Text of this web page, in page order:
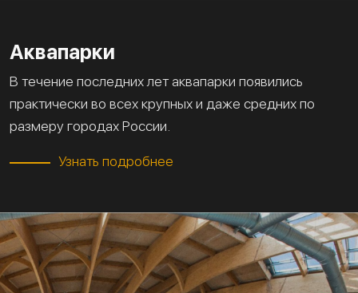
Аквапарки
В течение последних лет аквапарки появились
практически во всех крупных и даже средних по
размеру городах России.
Узнать подробнее